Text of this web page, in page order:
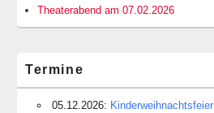
Theaterabend am 07.02.2026
Termine
05.12.2026: Kinderweihnachtsfeier